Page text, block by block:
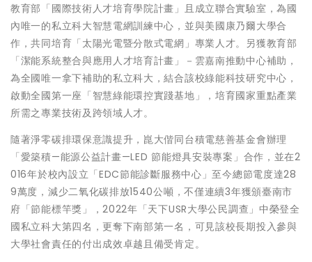
教育部「國際技術人才培育學院計畫」且成立聯合實驗室，為國
內唯一的私立科大智慧電網訓練中心，並與美國康乃爾大學合
作，共同培育「太陽光電暨分散式電網」專業人才。另獲教育部
「潔能系統整合與應用人才培育計畫」－雲嘉南推動中心補助，
為全國唯一拿下補助的私立科大，結合該校綠能科技研究中心，
啟動全國第一座「智慧綠能環控實踐基地」，培育國家重點產業
所需之專業技術及跨領域人才。
隨著淨零碳排環保意識提升，崑大偕同台積電慈善基金會辦理
「愛築積—能源公益計畫—LED 節能燈具安裝專案」合作，並在2
016年於校內設立「EDC節能診斷服務中心」至今總節電度達28
9萬度，減少二氧化碳排放1540公噸，不僅連續3年獲頒臺南市
府「節能標竿獎」，2022年「天下USR大學公民調查」中榮登全
國私立科大第四名，更奪下南部第一名，可見該校長期投入參與
大學社會責任的付出成效卓越且備受肯定。